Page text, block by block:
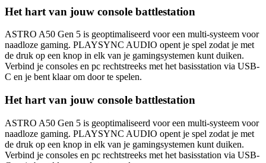
Het hart van jouw console battlestation
ASTRO A50 Gen 5 is geoptimaliseerd voor een multi-systeem voor
naadloze gaming. PLAYSYNC AUDIO opent je spel zodat je met
de druk op een knop in elk van je gamingsystemen kunt duiken.
Verbind je consoles en pc rechtstreeks met het basisstation via USB-
C en je bent klaar om door te spelen.
Het hart van jouw console battlestation
ASTRO A50 Gen 5 is geoptimaliseerd voor een multi-systeem voor
naadloze gaming. PLAYSYNC AUDIO opent je spel zodat je met
de druk op een knop in elk van je gamingsystemen kunt duiken.
Verbind je consoles en pc rechtstreeks met het basisstation via USB-